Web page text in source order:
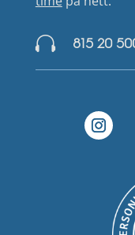
 815 20